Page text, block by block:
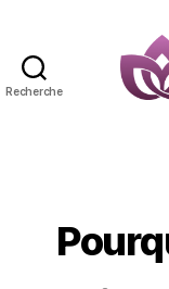
Recherche